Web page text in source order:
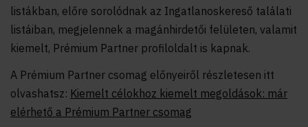
listákban, előre sorolódnak az Ingatlanoskereső találati
listáiban, megjelennek a magánhirdetői felületen, valamit
kiemelt, Prémium Partner profiloldalt is kapnak.
A Prémium Partner csomag előnyeiről részletesen itt
olvashatsz: Kiemelt célokhoz kiemelt megoldások: már
elérhető a Prémium Partner csomag